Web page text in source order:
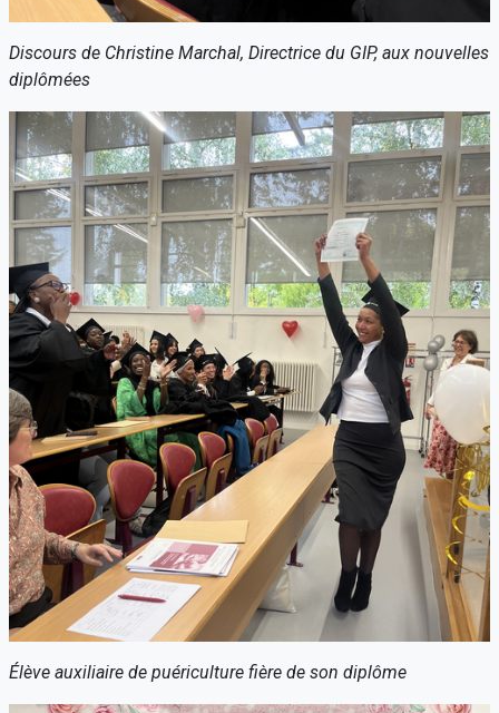
Discours de Christine Marchal, Directrice du GIP, aux nouvelles
diplômées
Élève auxiliaire de puériculture fière de son diplôme